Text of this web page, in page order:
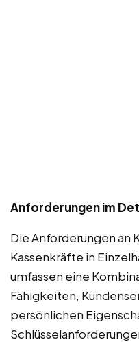
Anforderungen im
Die Anforderungen an
Kassenkräfte in
umfassen eine
Fähigkeiten,
persönlichen